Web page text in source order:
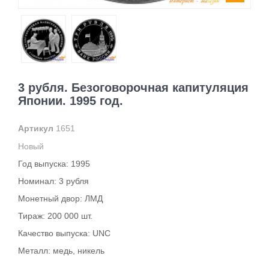
3 рубля. Безоговорочная капитуляция
Японии. 1995 год.
Артикул 1651
Новый
Год выпуска: 1995
Номинал: 3 рубля
Монетный двор: ЛМД
Тираж: 200 000 шт.
Качество выпуска: UNC
Металл: медь, никель